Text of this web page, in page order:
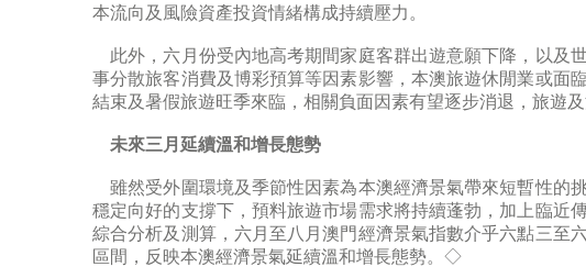
本流向及風險資產投資情緒構成持續壓力。
此外，六月份受內地高考期間家庭客群出遊意願下降，以及
事分散旅客消費及博彩預算等因素影響，本澳旅遊休閒業或面
結束及暑假旅遊旺季來臨，相關負面因素有望逐步消退，旅遊
未來三月延續溫和增長態勢
雖然受外圍環境及季節性因素為本澳經濟景氣帶來短暫性的
穩定向好的支撐下，預料旅遊市場需求將持續蓬勃，加上臨近
綜合分析及測算，六月至八月澳門經濟景氣指數介乎六點三至
區間，反映本澳經濟景氣延續溫和增長態勢。◇